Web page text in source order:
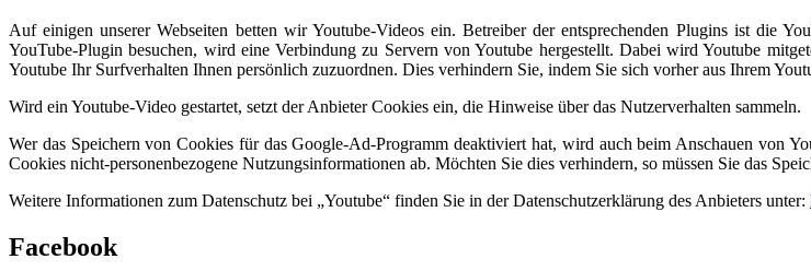
Auf einigen unserer Webseiten betten wir Youtube-Videos ein. Betreiber der entsprechenden Plugins ist
YouTube-Plugin besuchen, wird eine Verbindung zu Servern von Youtube hergestellt. Dabei wird Youtube
Youtube Ihr Surfverhalten Ihnen persönlich zuzuordnen. Dies verhindern Sie, indem Sie sich vorher aus Ihrem
Wird ein Youtube-Video gestartet, setzt der Anbieter Cookies ein, die Hinweise über das Nutzerverhalten sammeln.
Wer das Speichern von Cookies für das Google-Ad-Programm deaktiviert hat, wird auch beim Anschauen von
Cookies nicht-personenbezogene Nutzungsinformationen ab. Möchten Sie dies verhindern, so müssen Sie das
Weitere Informationen zum Datenschutz bei „Youtube“ finden Sie in der Datenschutzerklärung des Anbieters unter:
Facebook